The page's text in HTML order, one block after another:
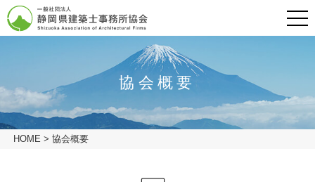
グローバルナビ
会長挨拶
協会概要
HOME > 協会概要